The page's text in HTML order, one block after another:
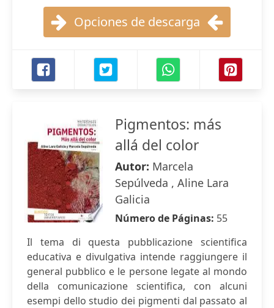
Opciones de descarga
Pigmentos: más
allá del color
Autor: Marcela
Sepúlveda , Aline Lara
Galicia
Número de Páginas: 55
Il tema di questa pubblicazione scientifica
educativa e divulgativa intende raggiungere il
general pubblico e le persone legate al mondo
della comunicazione scientifica, con alcuni
esempi dello studio dei pigmenti dal passato al